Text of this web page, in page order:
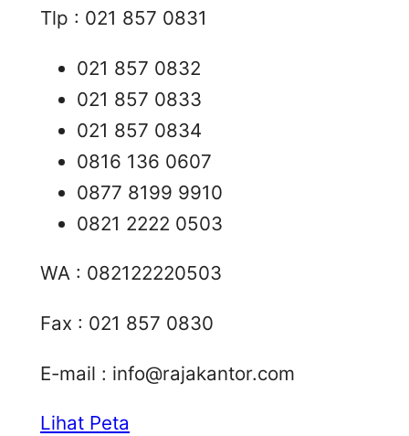
Tlp : 021 857 0831
021 857 0832
021 857 0833
021 857 0834
0816 136 0607
0877 8199 9910
0821 2222 0503
WA : 082122220503
Fax : 021 857 0830
E-mail : info@rajakantor.com
Lihat Peta